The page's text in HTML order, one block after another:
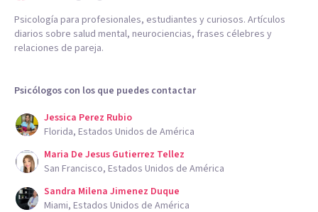
Psicología para profesionales, estudiantes y curiosos. Artículos
diarios sobre salud mental, neurociencias, frases célebres y
relaciones de pareja.
Psicólogos con los que puedes contactar
Jessica Perez Rubio
Florida, Estados Unidos de América
Maria De Jesus Gutierrez Tellez
San Francisco, Estados Unidos de América
Sandra Milena Jimenez Duque
Miami, Estados Unidos de América